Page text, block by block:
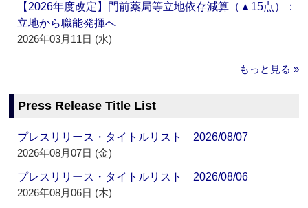
【2026年度改定】門前薬局等立地依存減算（▲15点）：
立地から職能発揮へ
2026年03月11日 (水)
もっと見る »
Press Release Title List
プレスリリース・タイトルリスト 2026/08/07
2026年08月07日 (金)
プレスリリース・タイトルリスト 2026/08/06
2026年08月06日 (木)